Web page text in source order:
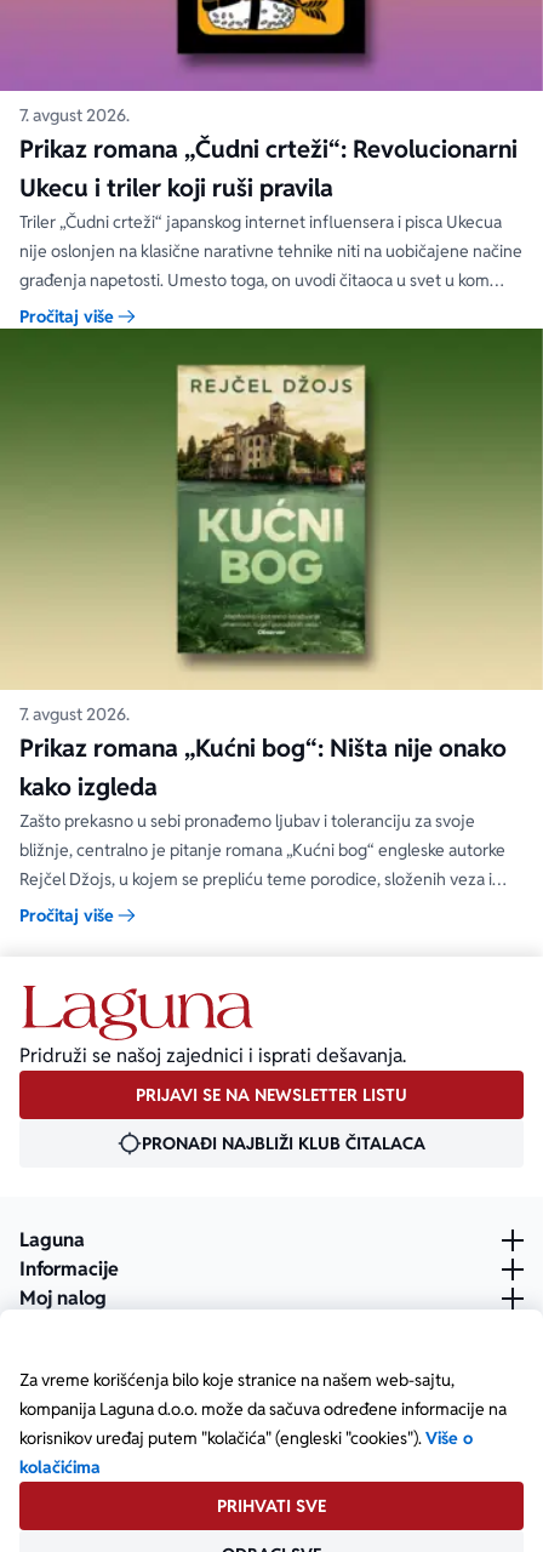
Za vreme korišćenja bilo koje stranice na našem web-sajtu,
kompanija Laguna d.o.o. može da sačuva određene informacije na
korisnikov uređaj putem "kolačića" (engleski "cookies").Više o
kolačićima
PRIHVATI SVE
7. avgust 2026.
Prikaz romana „Čudni crteži“: Revolucionarni
Ukecu i triler koji ruši pravila
Triler „Čudni crteži“ japanskog internet influensera i pisca Ukecua
nije oslonjen na klasične narativne tehnike niti na uobičajene načine
građenja napetosti. Umesto toga, on uvodi čitaoca u svet u kom
priložene ilustracije govore više od reči, a ono što je nacrtano često
Pročitaj više
7. avgust 2026.
Prikaz romana „Kućni bog“: Ništa nije onako
kako izgleda
Zašto prekasno u sebi pronađemo ljubav i toleranciju za svoje
bližnje, centralno je pitanje romana „Kućni bog“ engleske autorke
Rejčel Džojs, u kojem se prepliću teme porodice, složenih veza i
umetnosti.
Pročitaj više
Pridruži se našoj zajednici i isprati dešavanja.
PRIJAVI SE NA NEWSLETTER LISTU
PRONAĐI NAJBLIŽI KLUB ČITALACA
Laguna
Informacije
Moj nalog